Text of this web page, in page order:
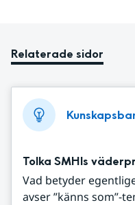
Relaterade sidor
Tolka SMHIs
Vad betyder
avser ”känns som”-